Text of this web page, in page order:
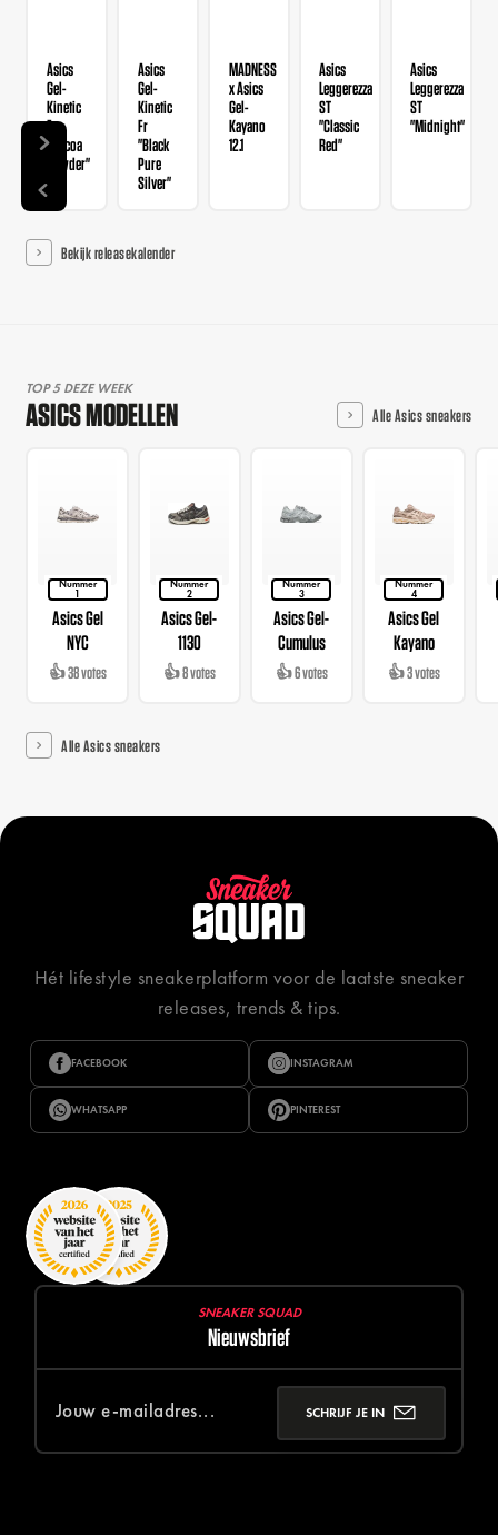
Asics
Gel-
Kinetic
Fr
"Cocoa
Powder"
Asics
Gel-
Kinetic
Fr
"Black
Pure
Silver"
MADNESS
x Asics
Gel-
Kayano
12.1
Asics
Leggerezza
ST
"Classic
Red"
Asics
Leggerezza
ST
"Midnight"
Bekijk releasekalender
TOP 5 DEZE WEEK
ASICS MODELLEN Alle Asics sneakers
Nummer
1
Asics Gel
NYC
👍 38 votes
Nummer
2
Asics Gel-
1130
👍 8 votes
Nummer
3
Asics Gel-
Cumulus
👍 6 votes
Nummer
4
Asics Gel
Kayano
👍 3 votes
Alle Asics sneakers
Hét lifestyle sneakerplatform voor de laatste sneaker
releases, trends & tips.
FACEBOOK INSTAGRAM
WHATSAPP PINTEREST
SNEAKER SQUAD
Nieuwsbrief
SCHRIJF JE IN